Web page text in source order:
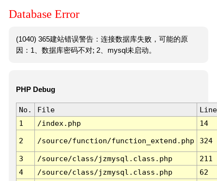
Database Error
(1040) 365建站错误警告：连接数据库失败，可能的原
因：1、数据库密码不对; 2、mysql未启动。
PHP Debug
No. File
Line
1
/index.php 14
2 /source/function/function_extend.php 324
3 /source/class/jzmysql.class.php
211
4
/source/class/jzmysql.class.php
62